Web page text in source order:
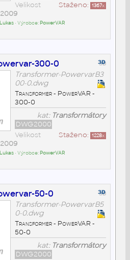
Staženo: 1367x
Velikost
• Výrobce: PowerVAR
300-0
Transformer-PowervarB3
00-0.dwg
Transformer - PowerVAR -
300-0
kat: Transformátory
DWG2000
Staženo: 1228x
Velikost
• Výrobce: PowerVAR
50-0
Transformer-PowervarB5
0-0.dwg
Transformer - PowerVAR -
50-0
kat: Transformátory
DWG2000